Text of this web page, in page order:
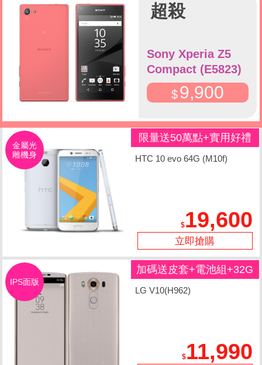
超殺
Sony Xperia Z5
Compact (E5823)
9,900
金屬光
雕機身
限量送50萬點+實用好禮
組
HTC 10 evo 64G (M10f)
19,600
立即搶購
IPS面版
加碼送皮套+電池組+32G
記憶卡
LG V10(H962)
11,990